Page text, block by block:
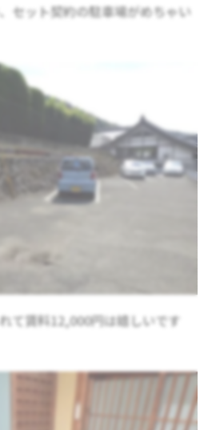
セット契約の駐車場がめちゃい
て賃料12,000円は嬉しいです